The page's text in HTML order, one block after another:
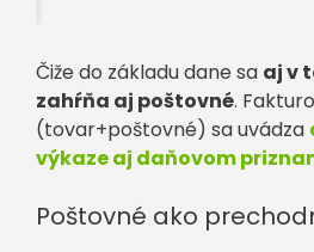
Čiže do základu dane sa aj v
zahŕňa aj poštovné.
(tovar+poštovné) sa uvádza
výkaze aj daňovom
Poštovné ako